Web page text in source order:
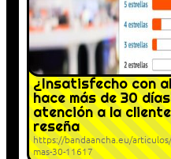
¿Insatisfecho con
hace más de 30
atención a la
reseña
https://bandaancha.eu/
mas-30-11617